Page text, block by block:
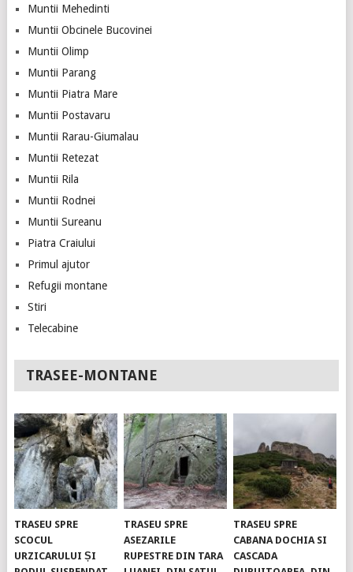
Muntii Mehedinti
Muntii Obcinele Bucovinei
Muntii Olimp
Muntii Parang
Muntii Piatra Mare
Muntii Postavaru
Muntii Rarau-Giumalau
Muntii Retezat
Muntii Rila
Muntii Rodnei
Muntii Sureanu
Piatra Craiului
Primul ajutor
Refugii montane
Stiri
Telecabine
TRASEE-MONTANE
TRASEU SPRE
SCOCUL
URZICARULUI ȘI
TRASEU SPRE
ASEZARILE
RUPESTRE DIN TARA
TRASEU SPRE
CABANA DOCHIA SI
CASCADA